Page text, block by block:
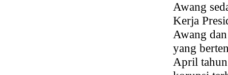
Awang
Kerja
Awang
yang
April